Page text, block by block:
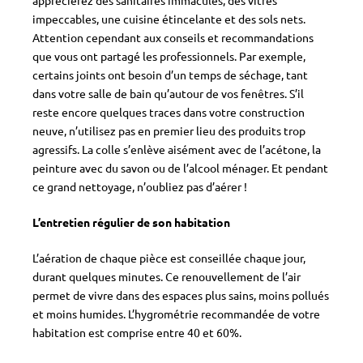
impeccables, une cuisine étincelante et des sols nets.
Attention cependant aux conseils et recommandations
que vous ont partagé les professionnels. Par exemple,
certains joints ont besoin d’un temps de séchage, tant
dans votre salle de bain qu’autour de vos fenêtres. S’il
reste encore quelques traces dans votre construction
neuve, n’utilisez pas en premier lieu des produits trop
agressifs. La colle s’enlève aisément avec de l’acétone, la
peinture avec du savon ou de l’alcool ménager. Et pendant
ce grand nettoyage, n’oubliez pas d’aérer !
L’entretien régulier de son habitation
L’aération de chaque pièce est conseillée chaque jour,
durant quelques minutes. Ce renouvellement de l’air
permet de vivre dans des espaces plus sains, moins pollués
et moins humides. L’hygrométrie recommandée de votre
habitation est comprise entre 40 et 60%.